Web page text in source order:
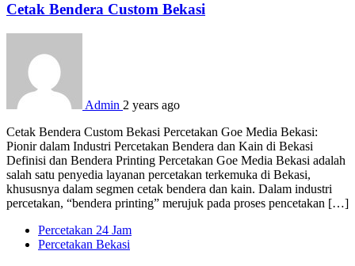
Cetak Bendera Custom Bekasi
Admin 2 years ago
Cetak Bendera Custom Bekasi Percetakan Goe Media Bekasi:
Pionir dalam Industri Percetakan Bendera dan Kain di Bekasi
Definisi dan Bendera Printing Percetakan Goe Media Bekasi adalah
salah satu penyedia layanan percetakan terkemuka di Bekasi,
khususnya dalam segmen cetak bendera dan kain. Dalam industri
percetakan, “bendera printing” merujuk pada proses pencetakan […]
Percetakan 24 Jam
Percetakan Bekasi